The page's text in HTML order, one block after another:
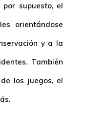
por supuesto, el
orientándose
y a la
También
los juegos, el